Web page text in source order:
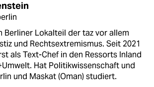
Berliner Lokalteil der taz vor allem
und Rechtsextremismus. Seit 2021
als Text-Chef in den Ressorts Inland
Hat Politikwissenschaft und
und Maskat (Oman) studiert.